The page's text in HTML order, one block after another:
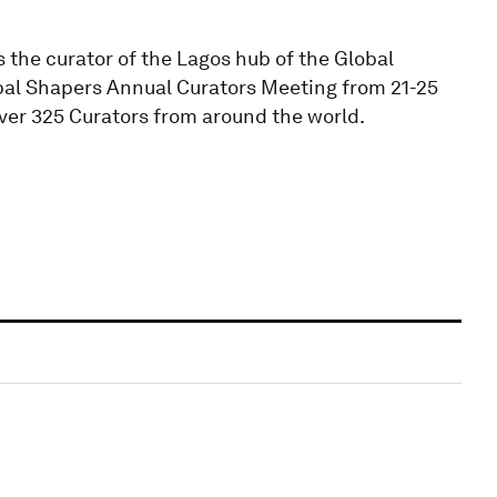
the curator of the Lagos hub of the Global
Shapers Annual Curators Meeting from 21-25
325 Curators from around the world.